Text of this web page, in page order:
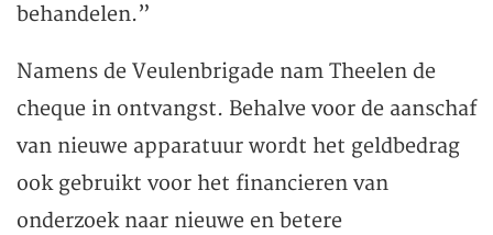
behandelen.”
Namens de Veulenbrigade nam Theelen de
cheque in ontvangst. Behalve voor de aanschaf
van nieuwe apparatuur wordt het geldbedrag
ook gebruikt voor het financieren van
onderzoek naar nieuwe en betere